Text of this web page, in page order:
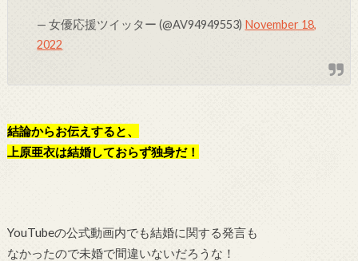
— 女優応援ツイッター (@AV94949553) November 18,
2022
結論からお伝えすると、
上原亜衣は結婚しておらず独身だ！
YouTubeの公式動画内でも結婚に関する発言も
なかったので未婚で間違いないだろうな！